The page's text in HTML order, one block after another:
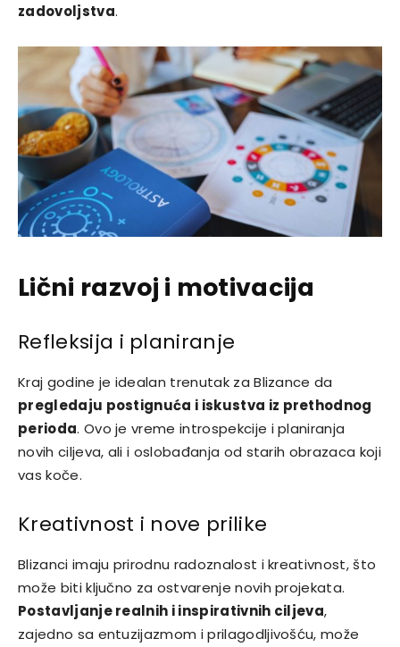
zadovoljstva.
Lični razvoj i motivacija
Refleksija i planiranje
Kraj godine je idealan trenutak za Blizance da
pregledaju postignuća i iskustva iz prethodnog
perioda. Ovo je vreme introspekcije i planiranja
novih ciljeva, ali i oslobađanja od starih obrazaca koji
vas koče.
Kreativnost i nove prilike
Blizanci imaju prirodnu radoznalost i kreativnost, što
može biti ključno za ostvarenje novih projekata.
Postavljanje realnih i inspirativnih ciljeva,
zajedno sa entuzijazmom i prilagodljivošću, može